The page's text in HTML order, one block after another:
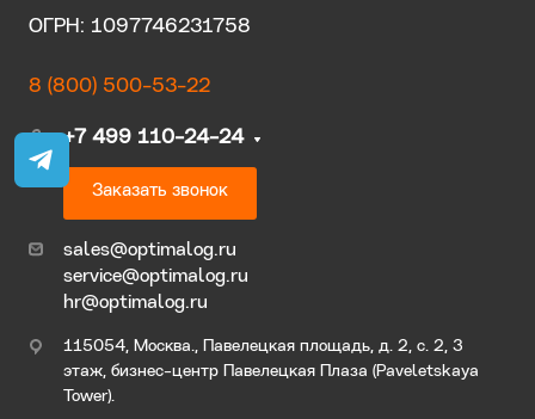
ОГРН: 1097746231758
8 (800) 500-53-22
+7 499 110-24-24
Заказать звонок
sales@optimalog.ru
service@optimalog.ru
hr@optimalog.ru
115054, Москва., Павелецкая площадь, д. 2, с. 2, 3
этаж, бизнес-центр Павелецкая Плаза (Paveletskaya
Tower).